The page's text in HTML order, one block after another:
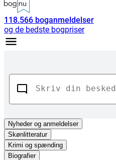
118.566 boganmeldelser
og de bedste bogpriser
Nyhederog anmeldelser
Skønlitteratur
Krimi og spænding
Biografier